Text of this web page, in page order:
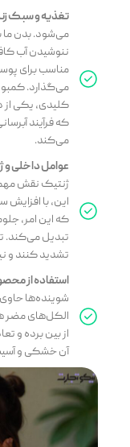
تغذیه و سبک
می‌شود. بدن ما
ننوشیدن آب
مناسب برای
می‌گذارد.
کلیدی، یکی
که فرآیند
می‌کند.
عوامل داخلی و
ژنتیک نقش
این، با
که این امر،
تبدیل می‌کند.
تشدید کنند و
استفاده از
شوینده‌ها
الکل‌های مضر
آن خشکی و